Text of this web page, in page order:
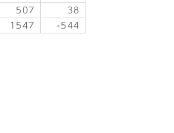
507
38
1547 -544